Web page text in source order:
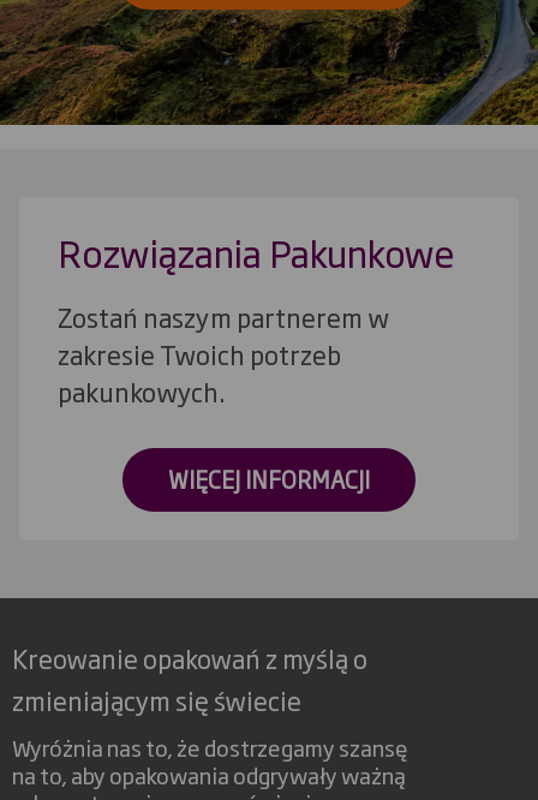
Rozwiązania Pakunkowe
Zostań naszym partnerem w
zakresie Twoich potrzeb
pakunkowych.
WIĘCEJ INFORMACJI
Kreowanie opakowań z myślą o
zmieniającym się świecie
Wyróżnia nas to, że dostrzegamy szansę
na to, aby opakowania odgrywały ważną